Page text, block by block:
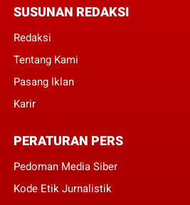
SUSUNAN REDAKSI
Redaksi
Tentang Kami
Pasang Iklan
Karir
PERATURAN PERS
Pedoman Media Siber
Kode Etik Jurnalistik